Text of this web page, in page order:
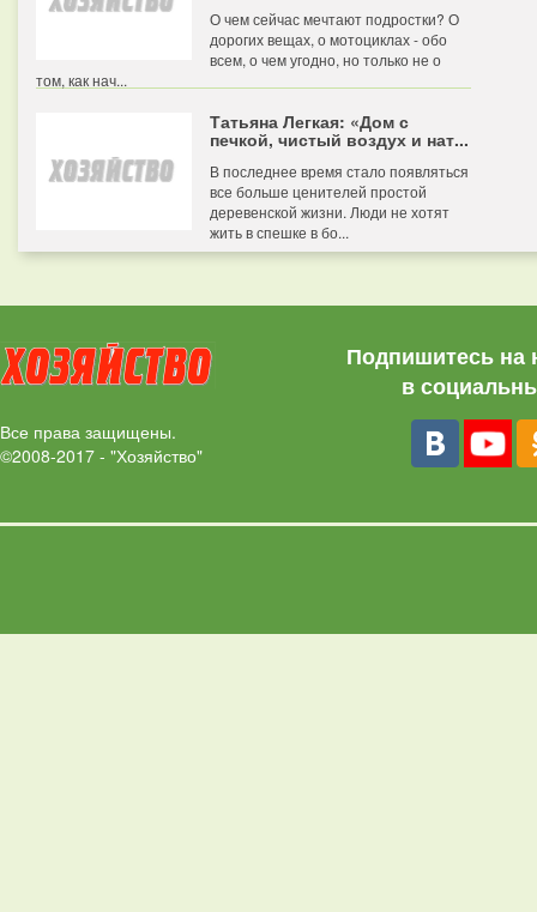
О чем сейчас мечтают подростки? О
дорогих вещах, о мотоциклах - обо
всем, о чем угодно, но только не о
том, как нач...
Татьяна Легкая: «Дом с
печкой, чистый воздух и нат...
В последнее время стало появляться
все больше ценителей простой
деревенской жизни. Люди не хотят
жить в спешке в бо...
Все права защищены.
©2008-2017 - "Хозяйство"
Подпишитесь на
в